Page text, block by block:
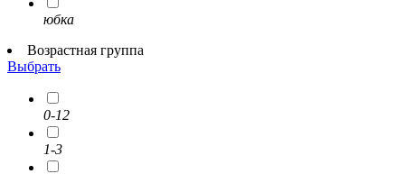
юбка
Возрастная группа
Выбрать
0-12
1-3